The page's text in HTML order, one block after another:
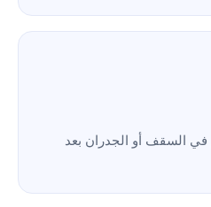
السقف أو الجدران بعد